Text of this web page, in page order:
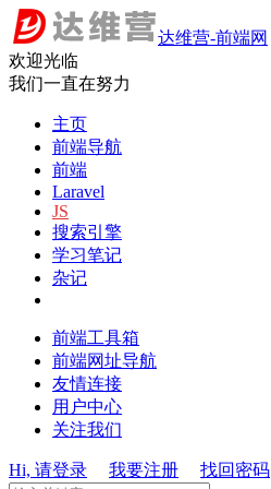
达维营-前端网
欢迎光临
我们一直在努力
主页
前端导航
前端
Laravel
JS
搜索引擎
学习笔记
杂记
前端工具箱
前端网址导航
友情连接
用户中心
关注我们
Hi, 请登录 我要注册 找回密码